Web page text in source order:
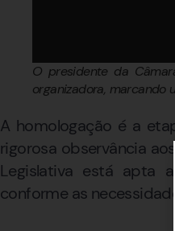
O presidente da
organizadora, marcando
A homologação é a
rigorosa observância
Legislativa está apta
conforme as